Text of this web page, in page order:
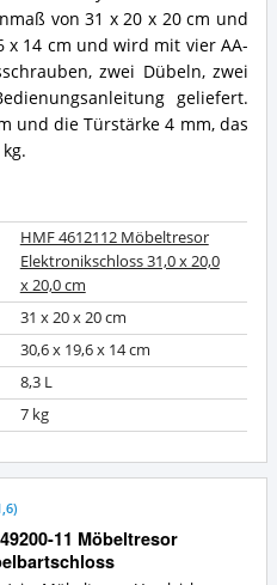
von 31 x 20 x 20 cm und
x 14 cm und wird mit vier AA-
zwei Dübeln, zwei
geliefert.
und die Türstärke 4 mm, das
HMF 4612112 Möbeltresor
Elektronikschloss 31,0 x 20,0
x 20,0 cm
31 x 20 x 20 cm
30,6 x 19,6 x 14 cm
8,3 L
7 kg
11 Möbeltresor
)